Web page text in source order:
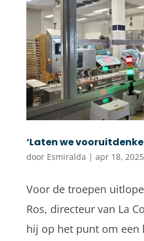
‘Laten we
door Esmiralda | apr 18, 2025
Voor de troepen
Ros, directeur van La
hij op het punt om een